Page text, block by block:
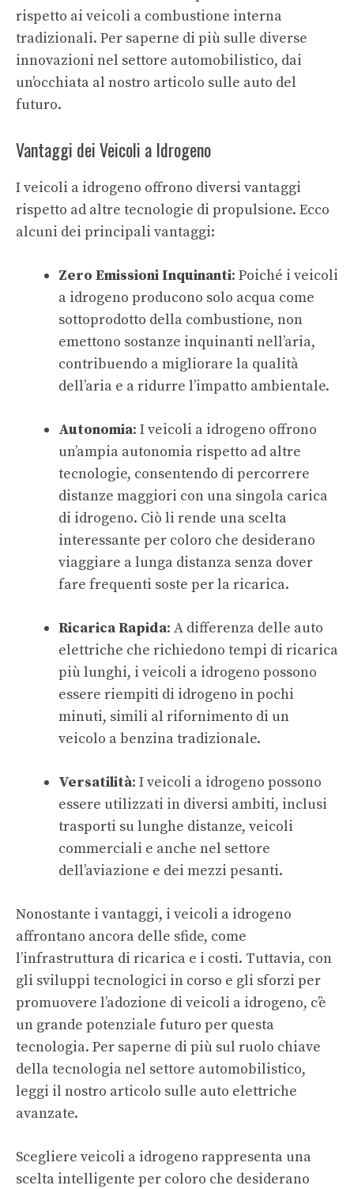
rispetto ai veicoli a combustione interna
tradizionali. Per saperne di più sulle diverse
innovazioni nel settore automobilistico, dai
un’occhiata al nostro articolo sulle auto del
futuro.
Vantaggi dei Veicoli a Idrogeno
I veicoli a idrogeno offrono diversi vantaggi
rispetto ad altre tecnologie di propulsione. Ecco
alcuni dei principali vantaggi:
Zero Emissioni Inquinanti: Poiché i veicoli
a idrogeno producono solo acqua come
sottoprodotto della combustione, non
emettono sostanze inquinanti nell’aria,
contribuendo a migliorare la qualità
dell’aria e a ridurre l’impatto ambientale.
Autonomia: I veicoli a idrogeno offrono
un’ampia autonomia rispetto ad altre
tecnologie, consentendo di percorrere
distanze maggiori con una singola carica
di idrogeno. Ciò li rende una scelta
interessante per coloro che desiderano
viaggiare a lunga distanza senza dover
fare frequenti soste per la ricarica.
Ricarica Rapida: A differenza delle auto
elettriche che richiedono tempi di ricarica
più lunghi, i veicoli a idrogeno possono
essere riempiti di idrogeno in pochi
minuti, simili al rifornimento di un
veicolo a benzina tradizionale.
Versatilità: I veicoli a idrogeno possono
essere utilizzati in diversi ambiti, inclusi
trasporti su lunghe distanze, veicoli
commerciali e anche nel settore
dell’aviazione e dei mezzi pesanti.
Nonostante i vantaggi, i veicoli a idrogeno
affrontano ancora delle sfide, come
l’infrastruttura di ricarica e i costi. Tuttavia, con
gli sviluppi tecnologici in corso e gli sforzi per
promuovere l’adozione di veicoli a idrogeno, c’è
un grande potenziale futuro per questa
tecnologia. Per saperne di più sul ruolo chiave
della tecnologia nel settore automobilistico,
leggi il nostro articolo sulle auto elettriche
avanzate.
Scegliere veicoli a idrogeno rappresenta una
scelta intelligente per coloro che desiderano